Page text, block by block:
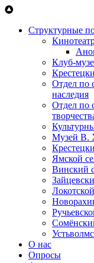
Перейти к основному
Структурные
Клуб-
Отдел по
наследия
Отдел по
Музей В.
Ямской
Винский
О нас
Опросы